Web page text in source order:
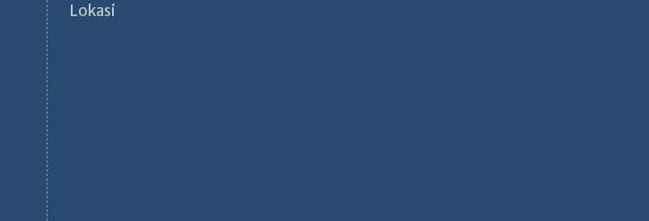
Lokasi